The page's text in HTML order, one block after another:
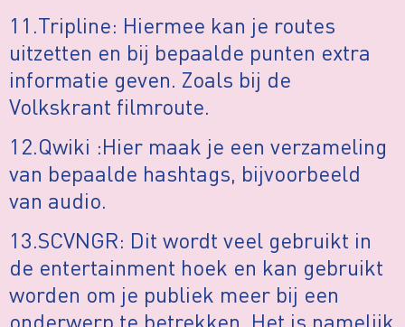
11.Tripline: Hiermee kan je routes
uitzetten en bij bepaalde punten extra
informatie geven. Zoals bij de
Volkskrant filmroute.
12.Qwiki :Hier maak je een verzameling
van bepaalde hashtags, bijvoorbeeld
van audio.
13.SCVNGR: Dit wordt veel gebruikt in
de entertainment hoek en kan gebruikt
worden om je publiek meer bij een